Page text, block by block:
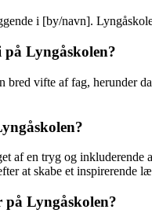
i [by/navn].
på Lyngåskolen?
bred vifte af fag, herunder
af en tryg og inkluderende
at skabe et inspirerende
på Lyngåskolen?